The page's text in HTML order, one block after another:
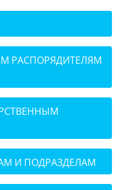
РАСПОРЯДИТЕЛЯМ
И ПОДРАЗДЕЛАМ